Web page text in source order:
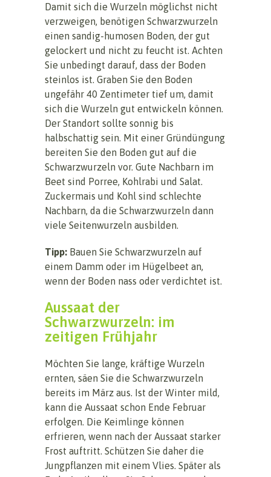
Damit sich die Wurzeln möglichst nicht
verzweigen, benötigen Schwarzwurzeln
einen sandig-humosen Boden, der gut
gelockert und nicht zu feucht ist. Achten
Sie unbedingt darauf, dass der Boden
steinlos ist. Graben Sie den Boden
ungefähr 40 Zentimeter tief um, damit
sich die Wurzeln gut entwickeln können.
Der Standort sollte sonnig bis
halbschattig sein. Mit einer Gründüngung
bereiten Sie den Boden gut auf die
Schwarzwurzeln vor. Gute Nachbarn im
Beet sind Porree, Kohlrabi und Salat.
Zuckermais und Kohl sind schlechte
Nachbarn, da die Schwarzwurzeln dann
viele Seitenwurzeln ausbilden.
Tipp: Bauen Sie Schwarzwurzeln auf
einem Damm oder im Hügelbeet an,
wenn der Boden nass oder verdichtet ist.
Aussaat der
Schwarzwurzeln: im
zeitigen Frühjahr
Möchten Sie lange, kräftige Wurzeln
ernten, säen Sie die Schwarzwurzeln
bereits im März aus. Ist der Winter mild,
kann die Aussaat schon Ende Februar
erfolgen. Die Keimlinge können
erfrieren, wenn nach der Aussaat starker
Frost auftritt. Schützen Sie daher die
Jungpflanzen mit einem Vlies. Später als